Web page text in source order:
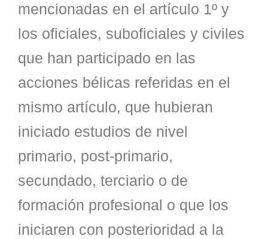
mencionadas en el artículo 1º y
los oficiales, suboficiales y civiles
que han participado en las
acciones bélicas referidas en el
mismo artículo, que hubieran
iniciado estudios de nivel
primario, post-primario,
secundado, terciario o de
formación profesional o que los
iniciaren con posterioridad a la